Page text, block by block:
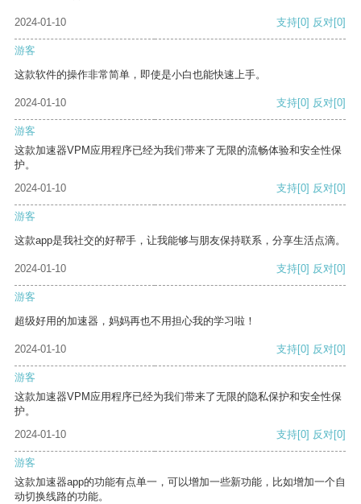
2024-01-10 支持[0] 反对[0]
游客
这款软件的操作非常简单，即使是小白也能快速上手。
2024-01-10 支持[0] 反对[0]
游客
这款加速器VPM应用程序已经为我们带来了无限的流畅体验和安全性保
护。
2024-01-10
支持[0] 反对[0]
游客
这款app是我社交的好帮手，让我能够与朋友保持联系，分享生活点滴。
2024-01-10 支持[0] 反对[0]
游客
超级好用的加速器，妈妈再也不用担心我的学习啦！
2024-01-10 支持[0] 反对[0]
游客
这款加速器VPM应用程序已经为我们带来了无限的隐私保护和安全性保
护。
2024-01-10
支持[0] 反对[0]
游客
这款加速器app的功能有点单一，可以增加一些新功能，比如增加一个自
动切换线路的功能。